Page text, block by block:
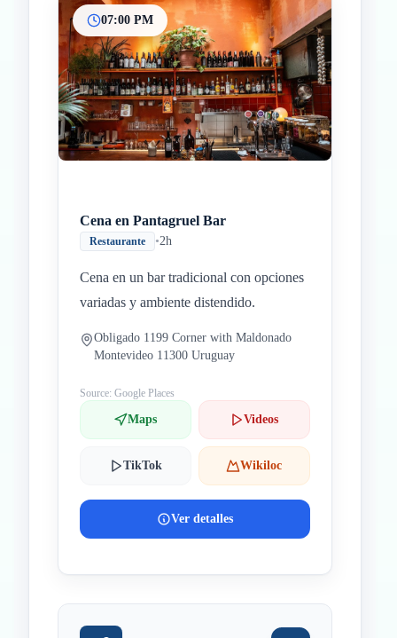
07:00 PM
Cena en Pantagruel Bar
Restaurante •2h
Cena en un bar tradicional con opciones
variadas y ambiente distendido.
Obligado 1199 Corner with Maldonado
Montevideo 11300 Uruguay
Source: Google Places
Maps Videos
TikTok Wikiloc
Ver detalles